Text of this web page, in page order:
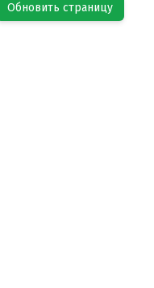
Обновить страницу